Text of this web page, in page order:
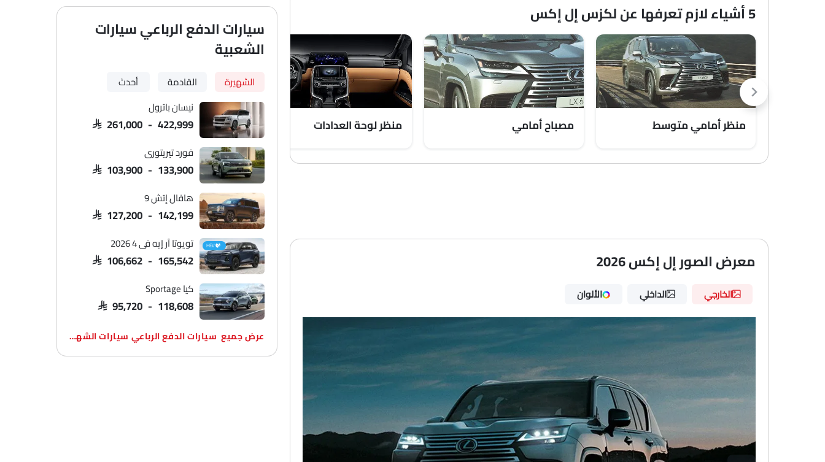
5 أشياء لازم تعرفها عن لكزس إل إكس
منظر أمامي متوسط مصباح أمامي منظر لوحة العدادات المقاعد الخلفية
معرض الصور إل إكس 2026
الخارجي الداخلي الألوان
سيارات الدفع الرباعي سيارات
الشعبية
الشهيرة القادمة
أحدث
نيسان باترول
SAR 261,000 - 422,999
فورد تيريتوري
SAR 103,900 - 133,900
هافال إتش 9
SAR 127,200 - 142,199
HEV تويوتا آر إيه في 4 2026
SAR 106,662 - 165,542
كيا Sportage
SAR 95,720 - 118,608
سيارات الدفع الرباعي سيارات الشهيرة